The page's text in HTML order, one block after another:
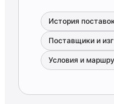
История
Поставщики и
Условия и